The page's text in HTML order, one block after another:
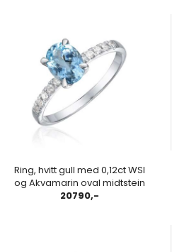
Ring, hvitt gull med 0,12ct WSI
og Akvamarin oval midtstein
20790,-